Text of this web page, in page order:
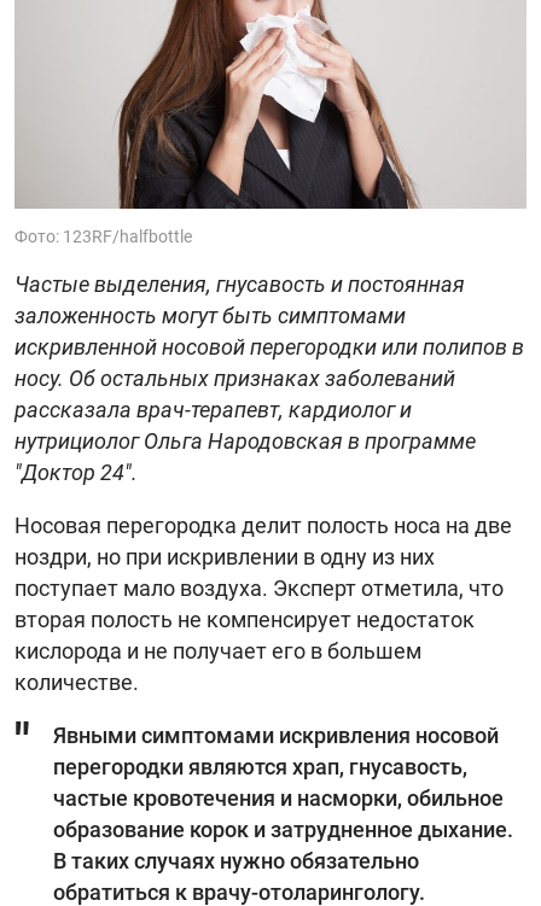
Фото: 123RF/halfbottle
Частые выделения, гнусавость и постоянная
заложенность могут быть симптомами
искривленной носовой перегородки или полипов в
носу. Об остальных признаках заболеваний
рассказала врач-терапевт, кардиолог и
нутрициолог Ольга Народовская в программе
"Доктор 24".
Носовая перегородка делит полость носа на две
ноздри, но при искривлении в одну из них
поступает мало воздуха. Эксперт отметила, что
вторая полость не компенсирует недостаток
кислорода и не получает его в большем
количестве.
Явными симптомами искривления носовой
перегородки являются храп, гнусавость,
частые кровотечения и насморки, обильное
образование корок и затрудненное дыхание.
В таких случаях нужно обязательно
обратиться к врачу-отоларингологу.